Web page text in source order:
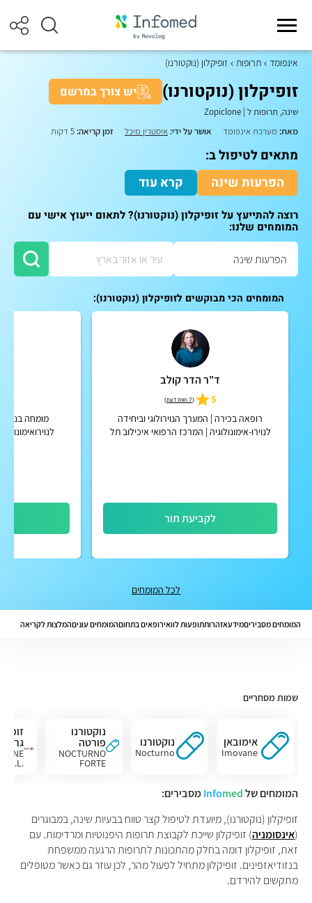
אינפומד תרופות זופיקלון (נוקטורנו)
זופיקלון (נוקטורנו) יש צורך במרשם
שינה, תרופות ל Zopiclone
מאת: מערכת אינפומד אושר על ידי: איסטרין מיכל זמן קריאה:
מתאים לטיפול ב:
הפרעות שינה
קרא עוד
רוצה להתייעץ על זופיקלון (נוקטורנו)? לתאום ייעוץ אישי עם
המומחים שלנו:
המומחים הכי מבוקשים לזופיקלון (נוקטורנו):
ד"ר הדר קולב
5
(7 חוות דעת )
רופאה בכירה | המערך הנוירולוגי וביחידה
לנוירו-אימונולוגיה | המרכז הרפואי איכילוב תל
לקביעת תור
מומחה
לכל המומחים
המומחים מסביריםמידעאזהרותתופעות לוואירופאים בתחוםהמומחים עוניםהמלצות לקריאה
שמות מסחריים
אימובאן
Imovane
נוקטורנו
Nocturno
נוקטורנו
פורטה
NOCTURNO
FORTE
A.L.
המומחים של Infomed
מסבירים:
זופיקלון (נוקטורנו), מיועדת לטיפול קצר טווח בבעיות שינה, במבוגרים
(אינסומניה) זופיקלון שייכת לקבוצת תרופות היפנוטיות ומרדימות. עם
זאת, זופיקלון דומה בחלק מהתכונות לתרופות הרגעה ממשפחת
בנזודיאזפינים. זופיקלון מתחיל לפעול מהר, לכן עוזר גם כאשר מטופלים
מתקשים להירדם.